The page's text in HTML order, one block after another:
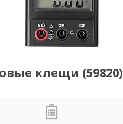
клещи (59820)